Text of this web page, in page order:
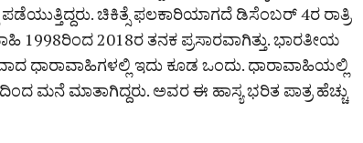
ಪಡೆಯುತ್ತಿದ್ದರು. ಚಿಕಿತ್ಸೆ ಫಲಕಾರಿಯಾಗದೆ ಡಿಸೆಂಬರ್‌ 4ರ ರಾತ್ರಿ
1998ರಿಂದ 2018ರ ತನಕ ಪ್ರಸಾರವಾಗಿತ್ತು. ಭಾರತೀಯ
ಧಾರಾವಾಹಿ​ಗಳಲ್ಲಿ ಇದು ಕೂಡ ಒಂದು. ಧಾರಾವಾಹಿಯಲ್ಲಿ
ಮನೆ ಮಾತಾಗಿದ್ದರು. ಅವರ ಈ ಹಾಸ್ಯ ಭರಿತ ಪಾತ್ರ ಹೆಚ್ಚು